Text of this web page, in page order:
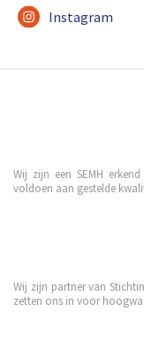
Instagram
Wij zijn een SEMH
voldoen aan gestelde
Wij zijn partner van
zetten ons in voor